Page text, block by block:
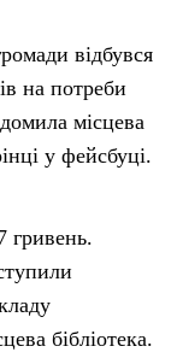
відбувся
на потреби
місцева
у фейсбуці.
гривень.
бібліотека.